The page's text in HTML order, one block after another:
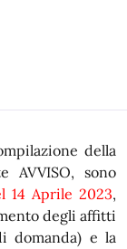
della
AVVISO, sono
14 Aprile 2023,
degli affitti
domanda) e la